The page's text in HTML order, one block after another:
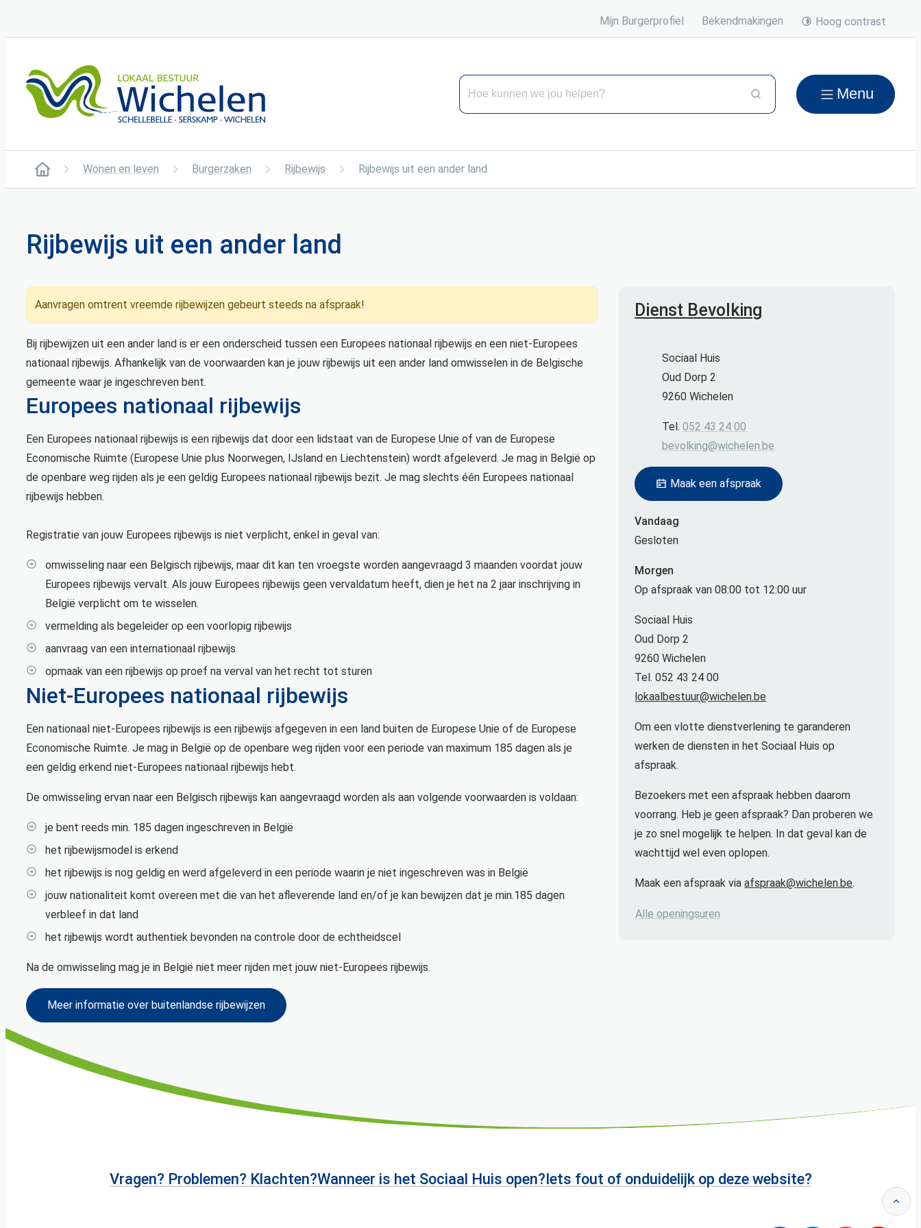
Mijn Burgerprofiel Bekendmakingen Hoog contrast
Wichelen
Hoe kunnen we jou helpen?
Zoeken Menu
Startpagina
Wonen en leven Burgerzaken Rijbewijs Rijbewijs uit een ander land
Rijbewijs uit een ander land
Aanvragen omtrent vreemde rijbewijzen gebeurt steeds na afspraak!
Bij rijbewijzen uit een ander land is er een onderscheid tussen een Europees nationaal rijbewijs en een niet-Europees
nationaal rijbewijs. Afhankelijk van de voorwaarden kan je jouw rijbewijs uit een ander land omwisselen in de Belgische
gemeente waar je ingeschreven bent.
Europees nationaal rijbewijs
Een Europees nationaal rijbewijs is een rijbewijs dat door een lidstaat van de Europese Unie of van de Europese
Economische Ruimte (Europese Unie plus Noorwegen, IJsland en Liechtenstein) wordt afgeleverd. Je mag in België op
de openbare weg rijden als je een geldig Europees nationaal rijbewijs bezit. Je mag slechts één Europees nationaal
rijbewijs hebben.
Registratie van jouw Europees rijbewijs is niet verplicht, enkel in geval van:
omwisseling naar een Belgisch rijbewijs, maar dit kan ten vroegste worden aangevraagd 3 maanden voordat jouw
Europees rijbewijs vervalt. Als jouw Europees rijbewijs geen vervaldatum heeft, dien je het na 2 jaar inschrijving in
België verplicht om te wisselen.
vermelding als begeleider op een voorlopig rijbewijs
aanvraag van een internationaal rijbewijs
opmaak van een rijbewijs op proef na verval van het recht tot sturen
Niet-Europees nationaal rijbewijs
Een nationaal niet-Europees rijbewijs is een rijbewijs afgegeven in een land buiten de Europese Unie of de Europese
Economische Ruimte. Je mag in België op de openbare weg rijden voor een periode van maximum 185 dagen als je
een geldig erkend niet-Europees nationaal rijbewijs hebt.
De omwisseling ervan naar een Belgisch rijbewijs kan aangevraagd worden als aan volgende voorwaarden is voldaan:
je bent reeds min. 185 dagen ingeschreven in België
het rijbewijsmodel is erkend
het rijbewijs is nog geldig en werd afgeleverd in een periode waarin je niet ingeschreven was in België
jouw nationaliteit komt overeen met die van het afleverende land en/of je kan bewijzen dat je min.185 dagen
verbleef in dat land
het rijbewijs wordt authentiek bevonden na controle door de echtheidscel
Na de omwisseling mag je in België niet meer rijden met jouw niet-Europees rijbewijs.
Meer informatie over buitenlandse rijbewijzen
Contact
Dienst Bevolking
AdresSociaal Huis
Oud Dorp 2
,9260 Wichelen
052 43 24 00
E-mailbevolking@wichelen.be
Maak een afspraak
Vandaag
Gesloten
Morgen
Op afspraak van 08:00 tot 12:00uur
Sociaal Huis
Oud Dorp 2
9260 Wichelen
Tel. 052 43 24 00
lokaalbestuur@wichelen.be
Om een vlotte dienstverlening te garanderen
werken de diensten in het Sociaal Huis op
afspraak.
Bezoekers met een afspraak hebben daarom
voorrang. Heb je geen afspraak? Dan proberen we
je zo snel mogelijk te helpen. In dat geval kan de
wachttijd wel even oplopen.
Maak een afspraak viaafspraak@wichelen.be.
Alle openingsuren
Vragen? Problemen? Klachten?Wanneer is het Sociaal Huis open?Iets fout of onduidelijk op deze website?